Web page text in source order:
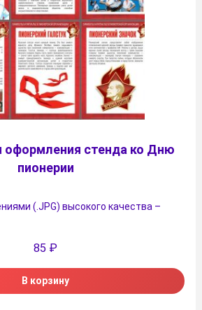
стенда ко Дню
пионерии
(.JPG) высокого качества –
85 ₽
В корзину